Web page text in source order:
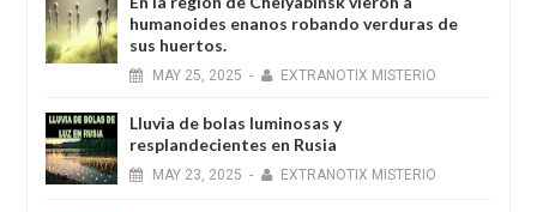
humanoides enanos robando verduras de
sus huertos.
MAY 25, 2025 - EXTRANOTIX MISTERIO
Lluvia de bolas luminosas y
resplandecientes en Rusia
MAY 23, 2025 - EXTRANOTIX MISTERIO